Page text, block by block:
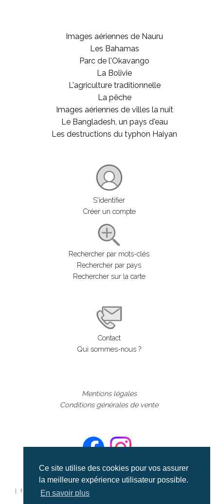
Ce site utilise des cookies pour vos assurer
la meilleure expérience utilisateur possible.
En savoir plus
Images aériennes de Nauru
Les Bahamas
Parc de l'Okavango
La Bolivie
L'agriculture traditionnelle
La pêche
Images aériennes de villes la nuit
Le Bangladesh, un pays d'eau
Les destructions du typhon Haiyan
S'identifier
Créer un compte
Rechercher par mots-clés
Rechercher par pays
Rechercher sur la carte
Contact
Qui sommes-nous ?
Mentions légales
Conditions générales de vente
©aerialcollection marque déposée 2024
| tous droits réservés | aerialcollection.fr banque d'images
aériennes et documentaires video et cinéma |